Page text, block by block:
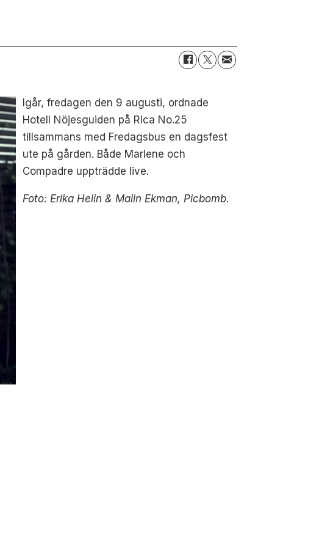
Igår, fredagen den 9 augusti, ordnade
Hotell Nöjesguiden på Rica No.25
tillsammans med Fredagsbus en dagsfest
ute på gården. Både Marlene och
Compadre uppträdde live.
Foto: Erika Helin & Malin Ekman, Picbomb.